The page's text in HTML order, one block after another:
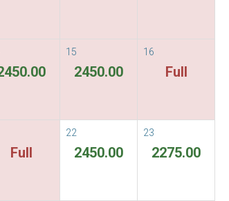
人信息 优惠券
15
2450.00
16
Full
Full
22
2450.00
23
2275.00